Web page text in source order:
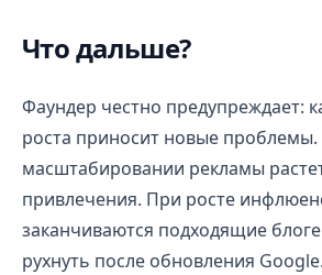
Что дальше?
Фаундер честно предупреждает:
роста приносит новые
масштабировании рекламы
привлечения. При росте
заканчиваются подходящие
рухнуть после обновления Google.